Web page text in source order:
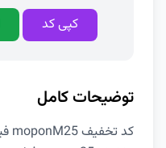
کپی کد
توضیحات کامل
کد تخفیف moponM25 فیلیمو مدرسه